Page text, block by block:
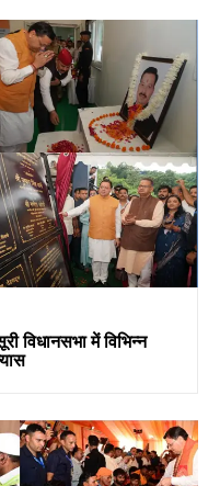
विधानसभा में विभिन्न